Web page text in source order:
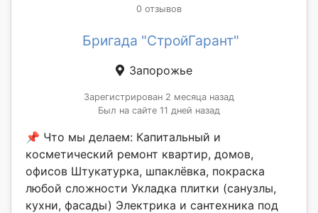
0 отзывов
Бригада "СтройГарант"
Запорожье
Зарегистрирован 2 месяца назад
Был на сайте 11 дней назад
📌 Что мы делаем: Капитальный и
косметический ремонт квартир, домов,
офисов Штукатурка, шпаклёвка, покраска
любой сложности Укладка плитки (санузлы,
кухни, фасады) Электрика и сантехника под